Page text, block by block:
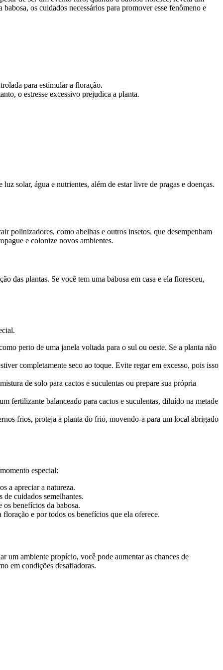
os cuidados necessários para promover esse fenômeno e
para estimular a floração.
o estresse excessivo prejudica a planta.
solar, água e nutrientes, além de estar livre de pragas e doenças.
polinizadores, como abelhas e outros insetos, que desempenham
e colonize novos ambientes.
das plantas. Se você tem uma babosa em casa e ela floresceu,
perto de uma janela voltada para o sul ou oeste. Se a planta não
completamente seco ao toque. Evite regar em excesso, pois isso
de solo para cactos e suculentas ou prepare sua própria
fertilizante balanceado para cactos e suculentas, diluído na metade
frios, proteja a planta do frio, movendo-a para um local abrigado
especial:
a apreciar a natureza.
cuidados semelhantes.
os benefícios da babosa.
e por todos os benefícios que ela oferece.
um ambiente propício, você pode aumentar as chances de
em condições desafiadoras.